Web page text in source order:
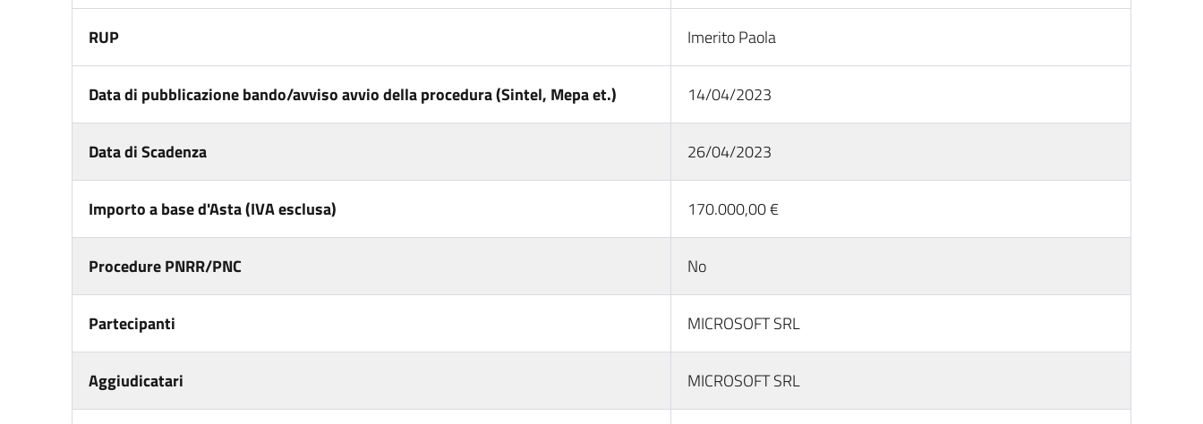
RUP Imerito Paola
Data di pubblicazione bando/avviso avvio della procedura (Sintel, Mepa et.) 14/04/2023
Data di Scadenza 26/04/2023
Importo a base d'Asta (IVA esclusa) 170.000,00 €
Procedure PNRR/PNC No
Partecipanti MICROSOFT SRL
Aggiudicatari MICROSOFT SRL